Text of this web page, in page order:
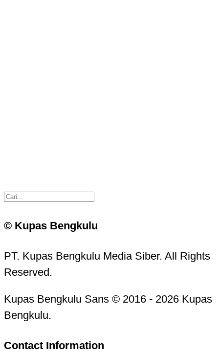
© Kupas Bengkulu
PT. Kupas Bengkulu Media Siber. All Rights
Reserved.
Kupas Bengkulu Sans © 2016 - 2026 Kupas
Bengkulu.
Contact Information